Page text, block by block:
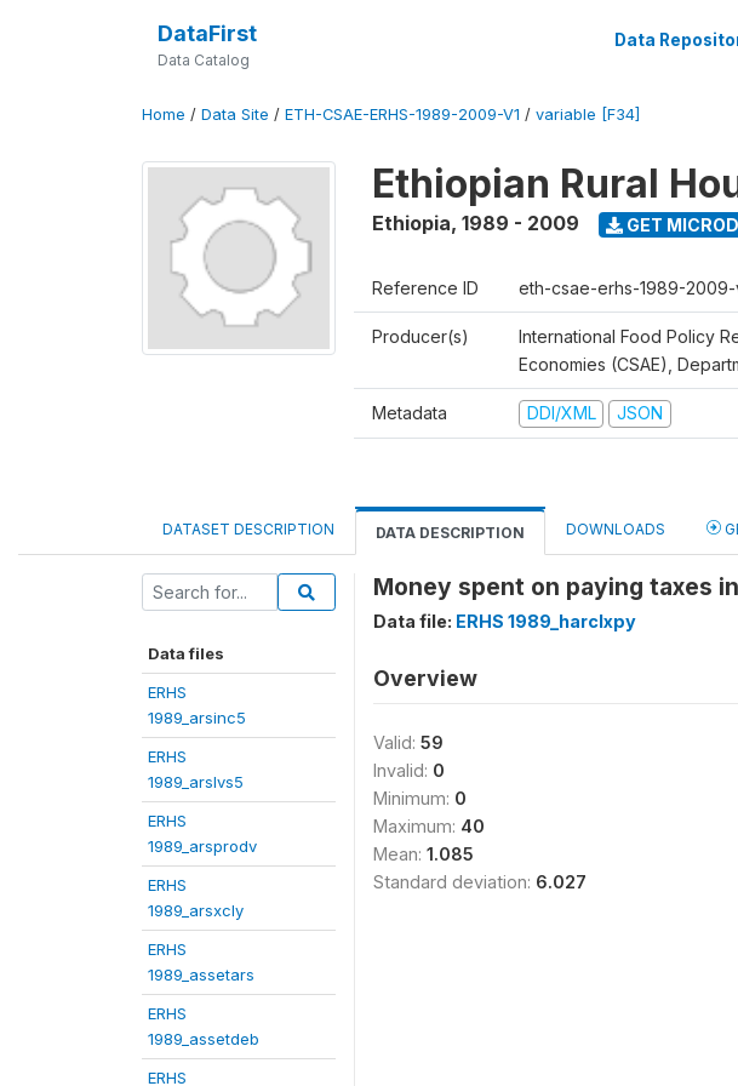
DataFirst
Data Catalog
Data
Home / Data Site / ETH-CSAE-ERHS-1989-2009-V1 / variable [F34]
Ethiopian Rural
Ethiopia, 1989 - 2009 GET
Reference ID eth-csae-erhs-1989-2009-
Producer(s)
International Food Policy
Economies (CSAE),
Metadata DDI/XML JSON
DATASET DESCRIPTION DATA DESCRIPTION DOWNLOADS
Data files
ERHS
1989_arsinc5
ERHS
1989_arslvs5
ERHS
1989_arsprodv
ERHS
1989_arsxcly
ERHS
1989_assetars
ERHS
1989_assetdeb
ERHS
Money spent on paying taxes
Data file: ERHS 1989_harclxpy
Overview
Valid: 59
Invalid: 0
Minimum: 0
Maximum: 40
Mean: 1.085
Standard deviation: 6.027